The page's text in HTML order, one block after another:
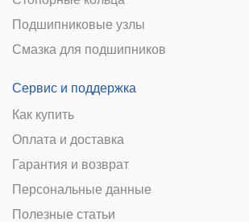
Подшипниковые узлы
Смазка для подшипников
Сервис и поддержка
Как купить
Оплата и доставка
Гарантия и возврат
Персональные данные
Полезные статьи